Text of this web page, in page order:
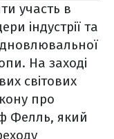
участь в
індустрії та
На заході
світових
про
Фелль, який